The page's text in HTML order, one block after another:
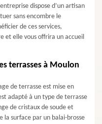
dispose d’un artisan
sans encombre le
de ces services,
et elle vous offrira un accueil
terrasses à Moulon
de terrasse est mise en
adapté à un type de terrasse
de cristaux de soude et
la surface par un balai-brosse